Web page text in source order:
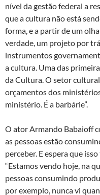
nível da gestão federal a
que a cultura não está
forma, e a partir de um
verdade, um projeto por
instrumentos
a cultura. Uma das
da Cultura. O setor
orçamentos dos
ministério. É a barbárie”.
O ator Armando Babaioff
as pessoas estão
perceber. E espera que
“Estamos vendo hoje, na
pessoas consumindo
por exemplo, nunca vi